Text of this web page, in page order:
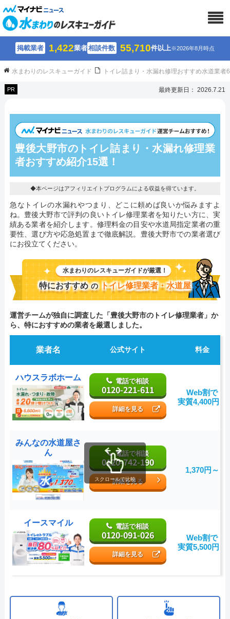
掲載業者 1,422業者相談件数 55,710件以上※2026年8月時点
水まわりのレスキューガイド トイレ詰まり・水漏れ修理おすすめ水道業
PR 最終更新日： 2026.7.21
豊後大野市のトイレ詰まり・水漏れ修理業
者おすすめ紹介15選！
◆本ページはアフィリエイトプログラムによる収益を得ています。
急なトイレの水漏れやつまり、どこに頼めば良いか悩みますよ
ね。豊後大野市で評判の良いトイレ修理業者を知りたい方に、実
績ある業者を紹介します。修理料金の目安や水道局指定業者の重
要性、選び方や応急処置まで徹底解説。豊後大野市での業者選び
にお役立てください。
水まわりのレスキューガイドが厳選！
特におすすめ の トイレ修理業者・水道屋
運営チームが独自に調査した「豊後大野市のトイレ修理業者」か
ら、特におすすめの業者を厳選しました。
業者名 公式サイト 料金
ハウスラボホーム 電話で相談
0120-221-611
詳細を見る
Web割で
実質4,400円～
みんなの水道屋さ
ん
電話で相談
0120-742-190
詳細を見る
1,370円～
イースマイル 電話で相談
0120-091-026
詳細を見る
Web割で
実質5,500円～
スクロールで比較